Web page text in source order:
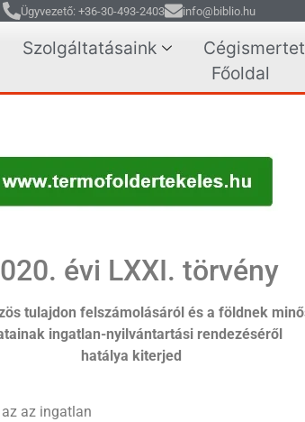
Ügyvezető: +36-30-493-2403 info@biblio.hu
Szolgáltatásaink
Főoldal
évi LXXI. törvény
tulajdon felszámolásárólés a földnek
ingatlan-nyilvántartási rendezéséről
hatálya kiterjed
az ingatlan